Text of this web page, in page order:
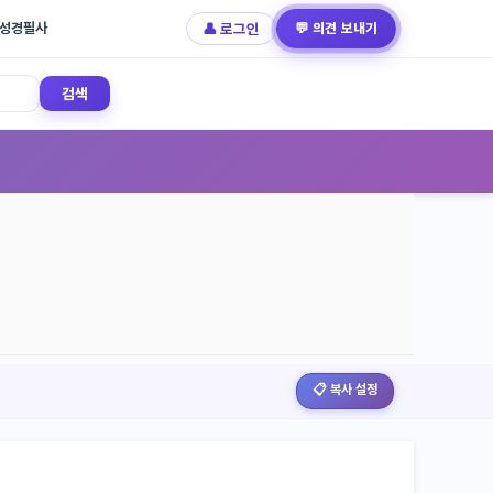
경필사 👤 로그인 💬 의견 보내기
검색
📋 복사 설정